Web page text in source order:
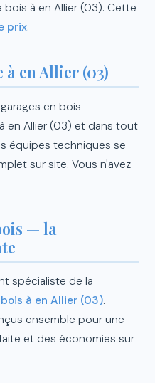
à en Allier (03). Cette
prix.
en Allier (03)
en bois
en Allier (03) et dans tout
équipes techniques se
sur site. Vous n'avez
— la
spécialiste de la
à en Allier (03).
ensemble pour une
et des économies sur